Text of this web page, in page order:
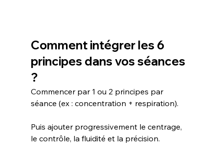
Comment intégrer les 6
principes dans vos séances
?
Commencer par 1 ou 2 principes par
séance (ex : concentration + respiration).
Puis ajouter progressivement le centrage,
le contrôle, la fluidité et la précision.